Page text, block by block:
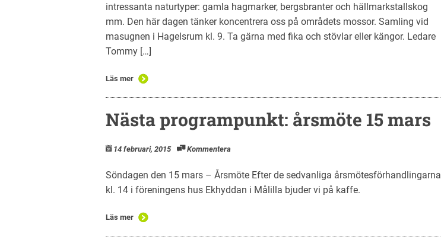
intressanta naturtyper: gamla hagmarker, bergsbranter och hällmarkstallskog
mm. Den här dagen tänker koncentrera oss på områdets mossor. Samling vid
masugnen i Hagelsrum kl. 9. Ta gärna med fika och stövlar eller kängor. Ledare
Tommy […]
Läs mer
Nästa programpunkt: årsmöte 15 mars
14 februari, 2015 Kommentera
Söndagen den 15 mars – Årsmöte Efter de sedvanliga årsmötesförhandlingarna
kl. 14 i föreningens hus Ekhyddan i Målilla bjuder vi på kaffe.
Läs mer